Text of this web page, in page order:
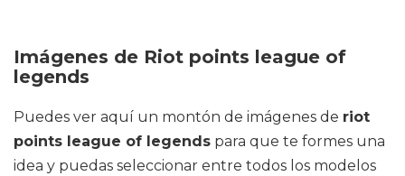
Imágenes de Riot points league of
legends
Puedes ver aquí un montón de imágenes de riot
points league of legends para que te formes una
idea y puedas seleccionar entre todos los modelos